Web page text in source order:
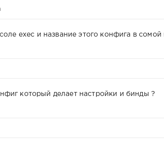
exec и название этого конфига в
который делает настройки и бинды ?